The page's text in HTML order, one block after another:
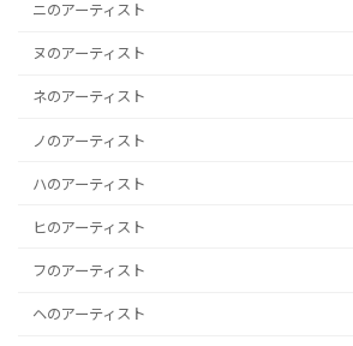
ニのアーティスト
ヌのアーティスト
ネのアーティスト
ノのアーティスト
ハのアーティスト
ヒのアーティスト
フのアーティスト
ヘのアーティスト